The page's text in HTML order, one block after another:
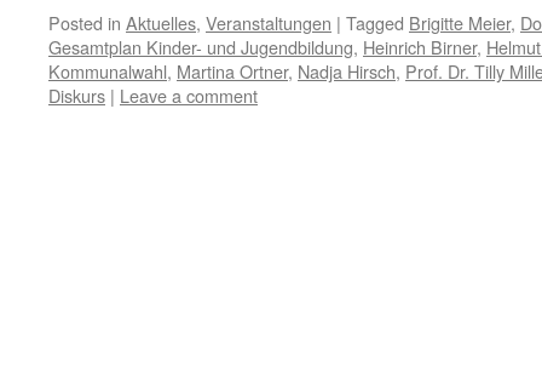
Posted in Aktuelles, Veranstaltungen | Tagged Brigitte Meier,
Gesamtplan Kinder- und Jugendbildung, Heinrich Birner,
Kommunalwahl, Martina Ortner, Nadja Hirsch, Prof. Dr. Tilly
Diskurs | Leave a comment